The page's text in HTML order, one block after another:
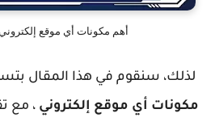
أهم مكونات أي موقع
لذلك، سنقوم في هذا المقال
مكونات أي موقع إلكتروني ، مع